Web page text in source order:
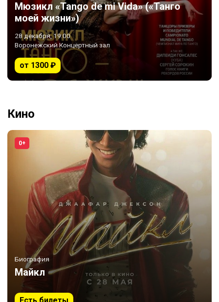
Мюзикл «Tango de mi Vida» («Танго
моей жизни»)
28 декабря, 19:00
Воронежский Концертный зал
от 1300 ₽
Кино
0+
Биография
Майкл